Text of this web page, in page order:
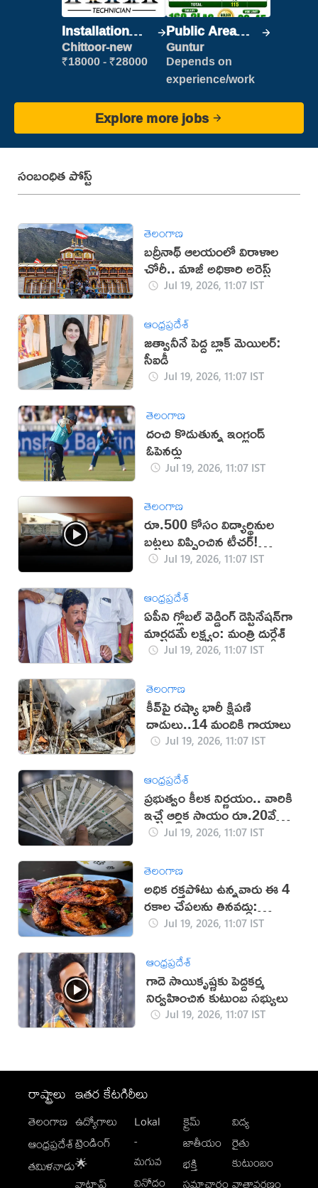
Installation
Engineer/
Helper
Chittoor-new
₹18000 - ₹28000
Public Area
Cleaner
Guntur
Depends on
experience/work
Explore more jobs
సంబంధిత పోస్ట్
తెలంగాణ
బద్రీనాథ్ ఆలయంలో విరాళాల
చోరీ.. మాజీ అధికారి అరెస్ట్
Jul 19, 2026, 11:07 IST
ఆంధ్రప్రదేశ్
జత్వానీనే పెద్ద బ్లాక్ మెయిలర్:
సీఐడీ
Jul 19, 2026, 11:07 IST
తెలంగాణ
దంచి కొడుతున్న ఇంగ్లండ్
ఓపెనర్లు
Jul 19, 2026, 11:07 IST
తెలంగాణ
రూ.500 కోసం విద్యార్థినుల
బట్టలు విప్పించిన టీచర్!
(వీడియో)
Jul 19, 2026, 11:07 IST
ఆంధ్రప్రదేశ్
ఏపీని గ్లోబల్ వెడ్డింగ్ డెస్టినేషన్‌గా
మార్చడమే లక్ష్యం: మంత్రి దుర్గేశ్‌
Jul 19, 2026, 11:07 IST
తెలంగాణ
కీవ్‌పై రష్యా భారీ క్షిపణి
దాడులు..14 మందికి గాయాలు
Jul 19, 2026, 11:07 IST
ఆంధ్రప్రదేశ్
ప్రభుత్వం కీలక నిర్ణయం.. వారికి
ఇచ్చే ఆర్థిక సాయం రూ.20వేలకు
పెంపు!Jul 19, 2026, 11:07 IST
తెలంగాణ
అధిక రక్తపోటు ఉన్నవారు ఈ 4
రకాల చేపలను తినవద్దు:
నిపుణులు
Jul 19, 2026, 11:07 IST
ఆంధ్రప్రదేశ్
గాదె సాయికృష్ణకు పెద్దకర్మ
నిర్వహించిన కుటుంబ సభ్యులు
Jul 19, 2026, 11:07 IST
రాష్ట్రాలు
తెలంగాణ
ఆంధ్రప్రదేశ్
తమిళనాడు
ఇతర కేటగిరీలు
ఉద్యోగాలు
ట్రెండింగ్
🌟
Lokal
-
మగువ
వినోదం
క్రైమ్
జాతీయం
భక్తి
విద్య
రైతు
కుటుంబం